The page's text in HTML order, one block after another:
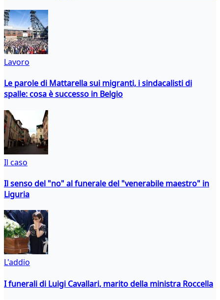
Lavoro
Le parole di Mattarella sui migranti, i sindacalisti di
spalle: cosa è successo in Belgio
Il caso
Il senso del "no" al funerale del "venerabile maestro" in
Liguria
L'addio
I funerali di Luigi Cavallari, marito della ministra Roccella